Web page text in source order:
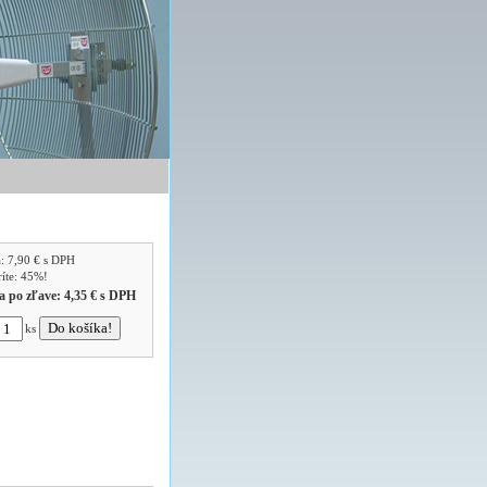
7,90 € s DPH
45%!
po zľave:4,35 € s DPH
ks